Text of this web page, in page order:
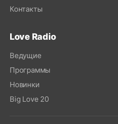
Контакты
Love Radio
Ведущие
Программы
Новинки
Big Love 20